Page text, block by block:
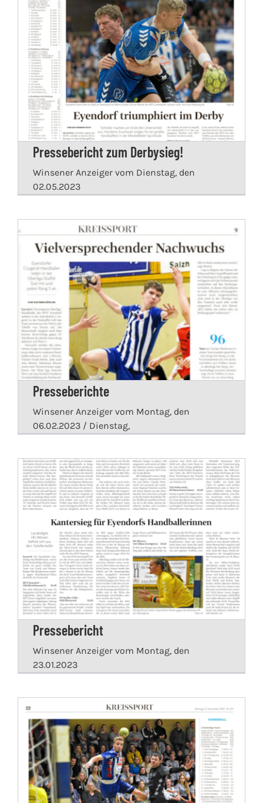
Pressebericht zum Derbysieg!
Winsener Anzeiger vom Dienstag, den
02.05.2023
Presseberichte
Winsener Anzeiger vom Montag, den
06.02.2023 / Dienstag,
Pressebericht
Winsener Anzeiger vom Montag, den
23.01.2023